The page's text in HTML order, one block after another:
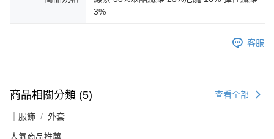
3%
客服
商品相關分類 (5) 查看全部
｜服飾 外套
人氣商品推薦